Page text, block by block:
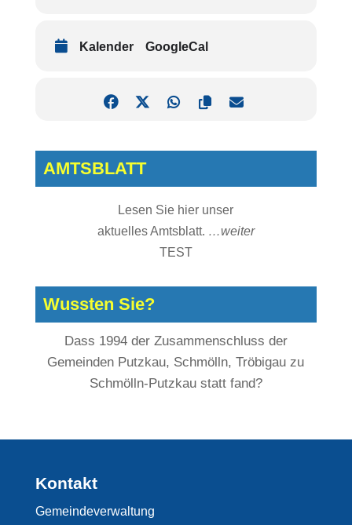
Kalender GoogleCal
AMTSBLATT
Lesen Sie hier unser
aktuelles Amtsblatt. …weiter
TEST
Wussten Sie?
Dass 1994 der Zusammenschluss der
Gemeinden Putzkau, Schmölln, Tröbigau zu
Schmölln-Putzkau statt fand?
Kontakt
Gemeindeverwaltung